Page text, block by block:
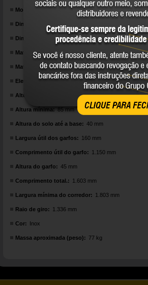
CLIQUE PARA
Modelo da roda: Dupla
Dimensões da roda de direção:
Dimensões da roda do garfo: 80 mm x 70 mm (D
Material da estrutura: Aço inox
Material da bomba hidráulica: Aço inox
Elevação máxima:
Altura total:
Altura mínima: 85 mm
Altura do solo até a base: 40 mm
Largura útil dos garfos: 160 mm
Comprimento útil do garfo: 1.150 mm
Altura do garfo: 45 mm
Comprimento total.: 1.603 mm
Largura mínima do corredor: 1.803 mm
Raio de giro: 1.336 mm
Cor: Inox
Massa aproximada (peso): 77 kg